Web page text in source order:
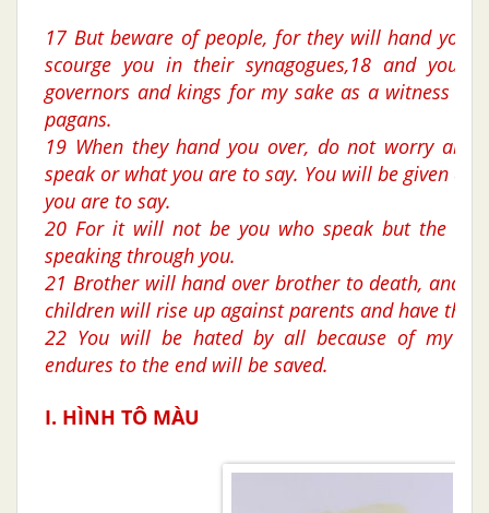
17 But beware of people, for they will hand you
scourge you in their synagogues,18 and you
governors and kings for my sake as a witness
pagans.
19 When they hand you over, do not worry
speak or what you are to say. You will be given at
you are to say.
20 For it will not be you who speak but the
speaking through you.
21 Brother will hand over brother to death, and
children will rise up against parents and have
22 You will be hated by all because of my
endures to the end will be saved.
I. HÌNH TÔ MÀU